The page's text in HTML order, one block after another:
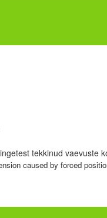
tekkinud vaevuste
caused by forced